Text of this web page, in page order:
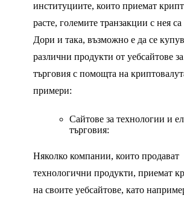
институциите, които приемат
расте, големите транзакции с нея са
Дори и така, възможно е да се
различни продукти от уебсайтове
търговия с помощта на
примери:
Сайтове за технологии и
търговия:
Няколко компании, които продават
технологични продукти, приемат
на своите уебсайтове, като